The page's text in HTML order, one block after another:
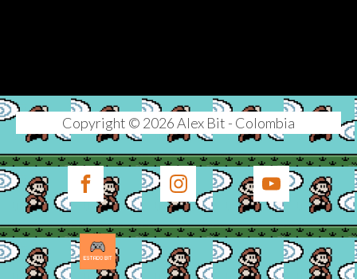
Copyright © 2026 Alex Bit - Colombia